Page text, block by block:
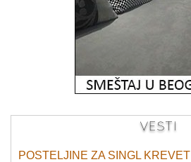
VESTI
POSTELJINE ZA SINGL KREVET